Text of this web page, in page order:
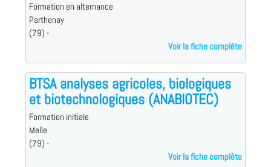
Formation en alternance
Parthenay
(79) -
Voir la fiche complète
BTSA analyses agricoles, biologiques
et biotechnologiques (ANABIOTEC)
Formation initiale
Melle
(79) -
Voir la fiche complète